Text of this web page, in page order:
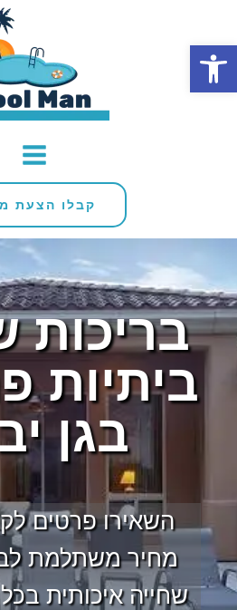
פתח סרגל נגישות
קבלו הצעת
בריכות
ביתיות
בגן
השאירו פרטים
מחיר משתלמת
שחייה איכותית